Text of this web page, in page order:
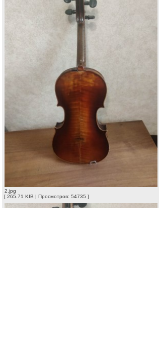
2.jpg
[ 265.71 KIB | Просмотров: 54735 ]